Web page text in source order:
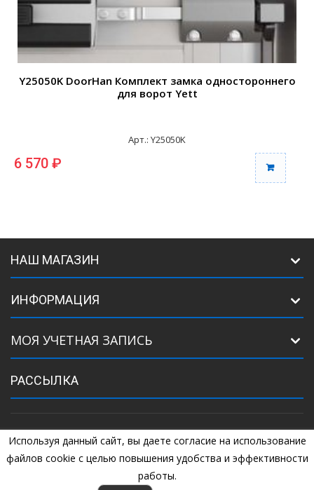
Используя данный сайт, вы даете согласие на использование
файлов cookie с целью повышения удобства и эффективности
работы.
Y25050K DoorHan Комплект замка одностороннего
для ворот Yett
Арт.: Y25050K
6 570 ₽
НАШ МАГАЗИН
ИНФОРМАЦИЯ
МОЯ УЧЕТНАЯ ЗАПИСЬ
РАССЫЛКА
©2005Комплектующие для ворот. +7 (925) 507-07-34, +7 (925) 507-
04-44